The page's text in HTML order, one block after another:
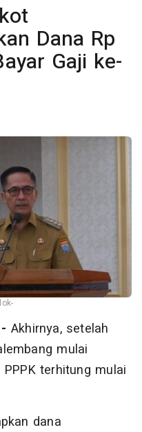
Dana Rp
Gaji ke-
Akhirnya, setelah
mulai
PPPK terhitung mulai
dana